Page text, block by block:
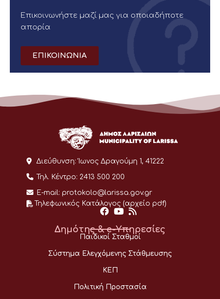
Επικοινωνήστε μαζί μας για οποιαδήποτε
απορία
ΕΠΙΚΟΙΝΩΝΙΑ
Διεύθυνση: Ίωνος Δραγούμη 1, 41222
Τηλ. Κέντρο: 2413 500 200
E-mail: protokolo@larissa.gov.gr
Τηλεφωνικός Κατάλογος (αρχείο pdf)
Δημότης & e-Υπηρεσίες
Παιδικοί Σταθμοί
Σύστημα Ελεγχόμενης Στάθμευσης
ΚΕΠ
Πολιτική Προστασία